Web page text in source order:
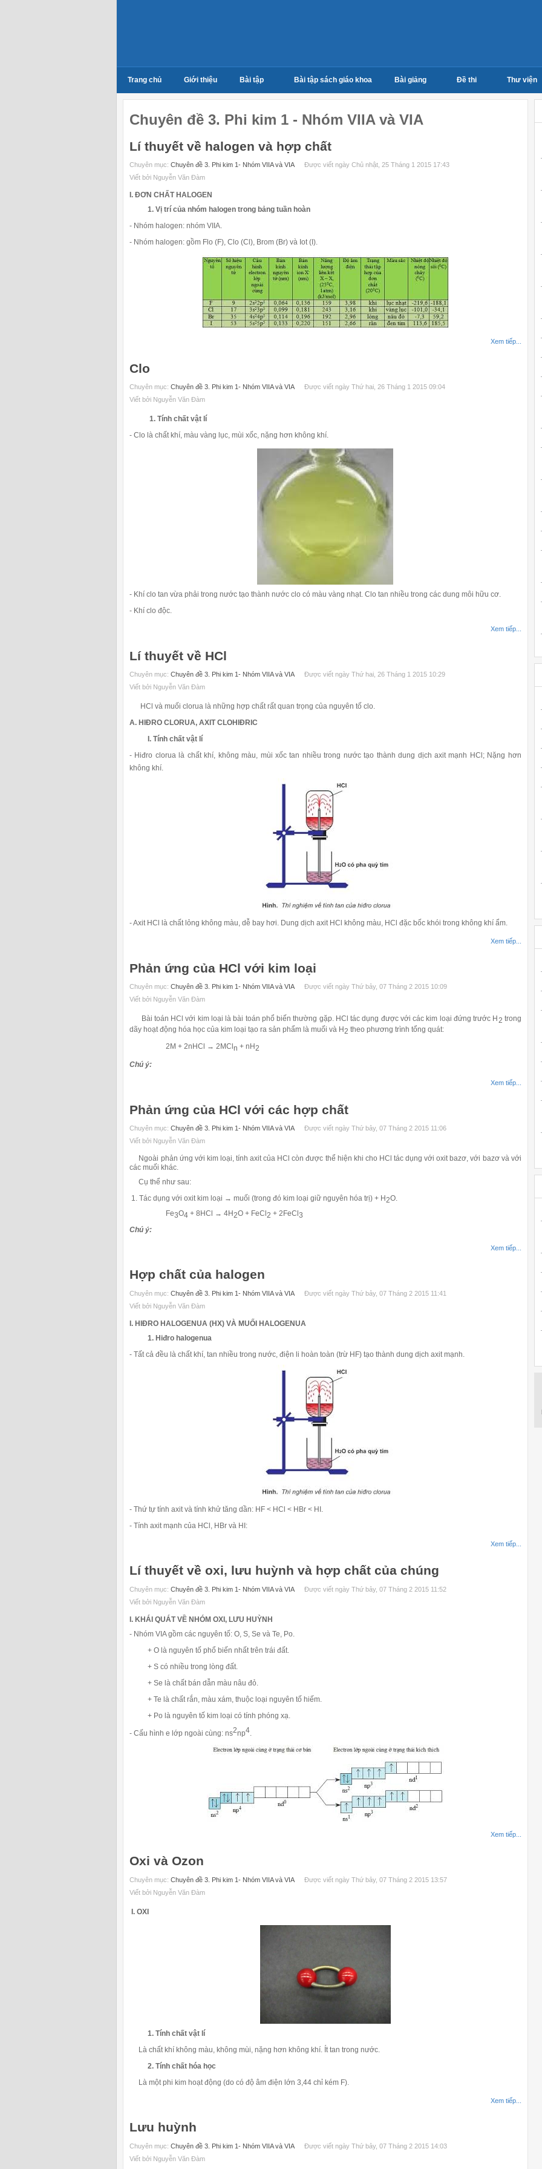
Trang chủ Giới thiệu Bài tập Bài tập sách giáo khoa Bài giảng Đề thi Thư viện
Chuyên đề 3. Phi kim 1 - Nhóm VIIA và VIA
Lí thuyết về halogen và hợp chất
Chuyên mục: Chuyên đề 3. Phi kim 1- Nhóm VIIA và VIA
Được viết ngày Chủ nhật, 25 Tháng 1 2015 17:43
Viết bởi Nguyễn Văn Đàm
I. ĐƠN CHẤT HALOGEN
1. Vị trí của nhóm halogen trong bảng tuần hoàn
- Nhóm halogen: nhóm VIIA.
- Nhóm halogen: gồm Flo (F), Clo (Cl), Brom (Br) và Iot (I).
Xem tiếp...
Clo
Chuyên mục: Chuyên đề 3. Phi kim 1- Nhóm VIIA và VIA
Được viết ngày Thứ hai, 26 Tháng 1 2015 09:04
Viết bởi Nguyễn Văn Đàm
1. Tính chất vật lí
- Clo là chất khí, màu vàng lục, mùi xốc, nặng hơn không khí.
- Khí clo tan vừa phải trong nước tạo thành nước clo có màu vàng nhạt. Clo tan nhiều trong các dung môi hữu cơ.
- Khí clo độc.
Xem tiếp...
Lí thuyết về HCl
Chuyên mục: Chuyên đề 3. Phi kim 1- Nhóm VIIA và VIA
Được viết ngày Thứ hai, 26 Tháng 1 2015 10:29
Viết bởi Nguyễn Văn Đàm
HCl và muối clorua là những hợp chất rất quan trọng của nguyên tố clo.
A. HIĐRO CLORUA, AXIT CLOHIĐRIC
I. Tính chất vật lí
- Hiđro clorua là chất khí, không màu, mùi xốc tan nhiều trong nước tạo thành dung dịch axit mạnh HCl; Nặng hơn
không khí.
- Axit HCl là chất lỏng không màu, dễ bay hơi. Dung dịch axit HCl không màu, HCl đặc bốc khói trong không khí ẩm.
Xem tiếp...
Phản ứng của HCl với kim loại
Chuyên mục: Chuyên đề 3. Phi kim 1- Nhóm VIIA và VIA
Được viết ngày Thứ bảy, 07 Tháng 2 2015 10:09
Viết bởi Nguyễn Văn Đàm
Bài toán HCl với kim loại là bài toán phổ biến thường gặp. HCl tác dụng được với các kim loại đứng trước H 2 trong
dãy hoạt động hóa học của kim loại tạo ra sản phẩm là muối và H2 theo phương trình tổng quát:
2M + 2nHCl → 2MCln + nH2
Chú ý:
Xem tiếp...
Phản ứng của HCl với các hợp chất
Chuyên mục: Chuyên đề 3. Phi kim 1- Nhóm VIIA và VIA
Được viết ngày Thứ bảy, 07 Tháng 2 2015 11:06
Viết bởi Nguyễn Văn Đàm
Ngoài phản ứng với kim loại, tính axit của HCl còn được thể hiện khi cho HCl tác dụng với oxit bazơ, với bazơ và với
các muối khác.
Cụ thể như sau:
1. Tác dụng với oxit kim loại → muối (trong đó kim loại giữ nguyên hóa trị) + H2O.
Fe3O4 + 8HCl → 4H2O + FeCl2 + 2FeCl3
Chú ý:
Xem tiếp...
Hợp chất của halogen
Chuyên mục: Chuyên đề 3. Phi kim 1- Nhóm VIIA và VIA
Được viết ngày Thứ bảy, 07 Tháng 2 2015 11:41
Viết bởi Nguyễn Văn Đàm
I. HIĐRO HALOGENUA (HX) VÀ MUỐI HALOGENUA
1. Hiđro halogenua
- Tất cả đều là chất khí, tan nhiều trong nước, điện li hoàn toàn (trừ HF) tạo thành dung dịch axit mạnh.
- Thứ tự tính axit và tính khử tăng dần: HF < HCl < HBr < HI.
- Tính axit mạnh của HCl, HBr và HI:
Xem tiếp...
Lí thuyết về oxi, lưu huỳnh và hợp chất của chúng
Chuyên mục: Chuyên đề 3. Phi kim 1- Nhóm VIIA và VIA
Được viết ngày Thứ bảy, 07 Tháng 2 2015 11:52
Viết bởi Nguyễn Văn Đàm
I. KHÁI QUÁT VỀ NHÓM OXI, LƯU HUỲNH
- Nhóm VIA gồm các nguyên tố: O, S, Se và Te, Po.
+ O là nguyên tố phổ biến nhất trên trái đất.
+ S có nhiều trong lòng đất.
+ Se là chất bán dẫn màu nâu đỏ.
+ Te là chất rắn, màu xám, thuộc loại nguyên tố hiếm.
+ Po là nguyên tố kim loại có tính phóng xạ.
- Cấu hình e lớp ngoài cùng: ns2np4.
Xem tiếp...
Oxi và Ozon
Chuyên mục: Chuyên đề 3. Phi kim 1- Nhóm VIIA và VIA
Được viết ngày Thứ bảy, 07 Tháng 2 2015 13:57
Viết bởi Nguyễn Văn Đàm
I. OXI
1. Tính chất vật lí
Là chất khí không màu, không mùi, nặng hơn không khí. Ít tan trong nước.
2. Tính chất hóa học
Là một phi kim hoạt động (do có độ âm điện lớn 3,44 chỉ kém F).
Xem tiếp...
Lưu huỳnh
Chuyên mục: Chuyên đề 3. Phi kim 1- Nhóm VIIA và VIA
Được viết ngày Thứ bảy, 07 Tháng 2 2015 14:03
Viết bởi Nguyễn Văn Đàm